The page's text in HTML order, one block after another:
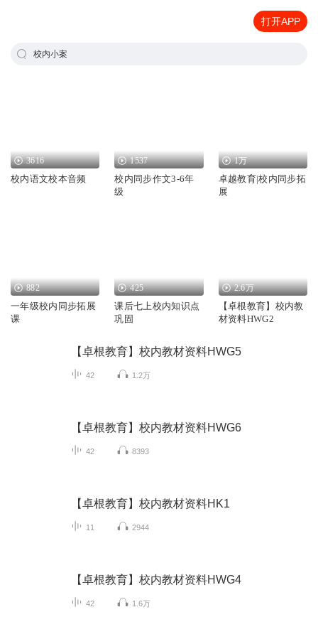
打开APP
校内小案
3616
校内语文校本音频
1537
校内同步作文3-6年
级
1万
卓越教育|校内同步拓
展
882
一年级校内同步拓展
课
425
课后七上校内知识点
巩固
2.6万
【卓根教育】校内教
材资料HWG2
【卓根教育】校内教材资料HWG5
42 1.2万
【卓根教育】校内教材资料HWG6
42 8393
【卓根教育】校内教材资料HK1
11 2944
【卓根教育】校内教材资料HWG4
42 1.6万